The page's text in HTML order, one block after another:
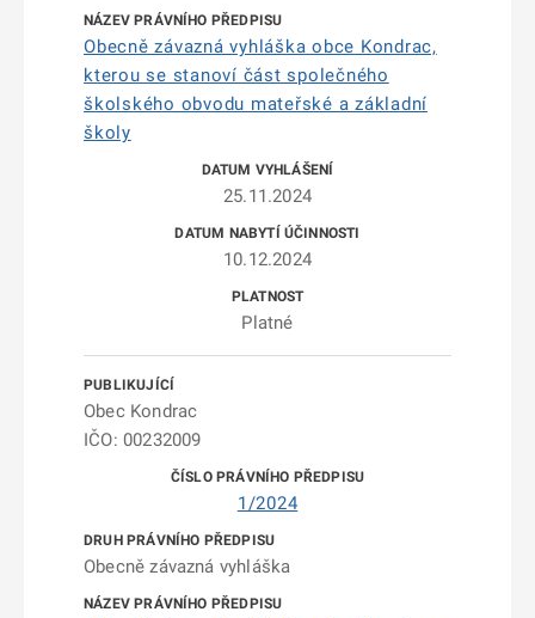
Obecně závazná vyhláška obce Kondrac,
kterou se stanoví část společného
školského obvodu mateřské a základní
školy
25.11.2024
10.12.2024
Platné
Obec Kondrac
IČO: 00232009
1/2024
Obecně závazná vyhláška